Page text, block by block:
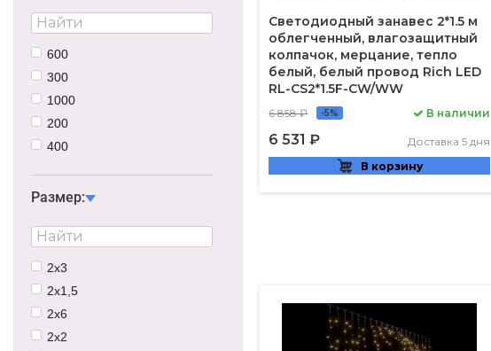
600
300
1000
200
400
Размер:
2х3
2х1,5
2х6
2х2
Светодиодный занавес 2*1.5 м
облегченный, влагозащитный
колпачок, мерцание, тепло
белый, белый провод Rich LED
RL-CS2*1.5F-CW/WW
6 858 ₽ -5%
6 531 ₽
В наличии
Доставка 5 дня
В корзину